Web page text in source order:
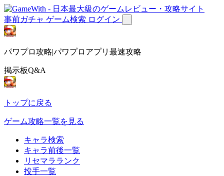
事前ガチャ ゲーム検索 ログイン
パワプロ攻略|パワプロアプリ最速攻略
掲示板Q&A
トップに戻る
ゲーム攻略一覧を見る
キャラ検索
キャラ前後一覧
リセマラランク
投手一覧